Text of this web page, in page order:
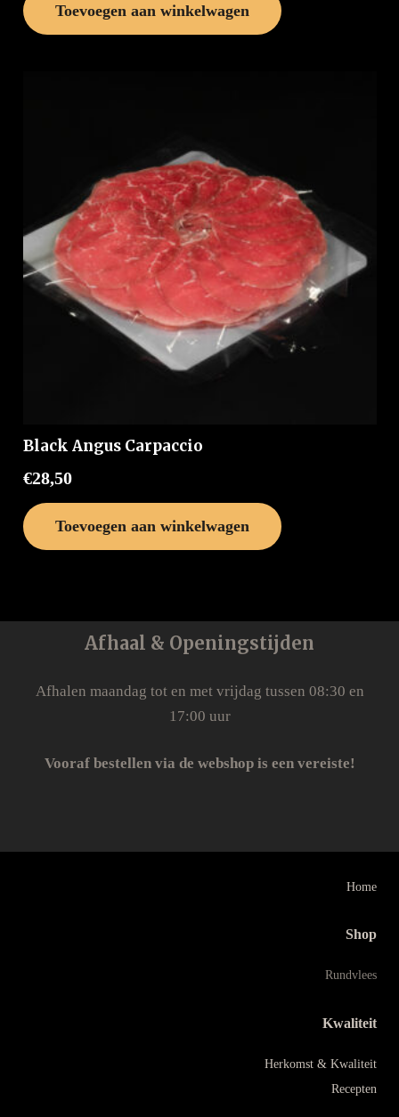
Toevoegen aan winkelwagen
Black Angus Carpaccio
€28,50
Toevoegen aan winkelwagen
Afhaal & Openingstijden
Afhalen maandag tot en met vrijdag tussen 08:30 en
17:00 uur
Vooraf bestellen via de webshop is een vereiste!
Home
Shop
Rundvlees
Kwaliteit
Herkomst & Kwaliteit
Recepten